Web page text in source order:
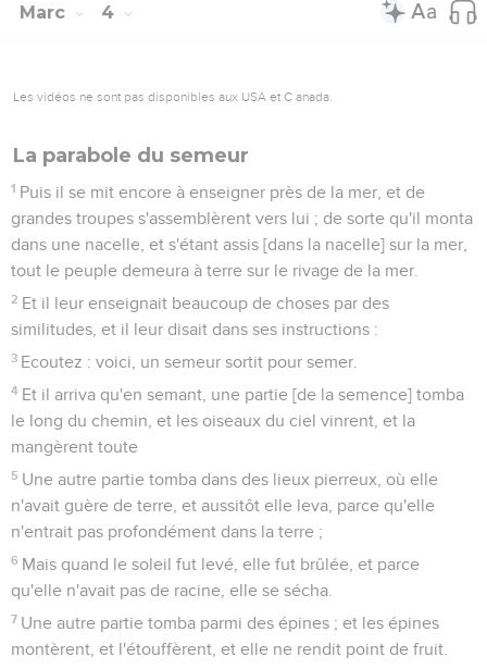
Marc 4
Les vidéos ne sont pas disponibles aux USA et C anada.
La parabole du semeur
1 Puis il se mit encore à enseigner près de la mer, et de
grandes troupes s'assemblèrent vers lui ; de sorte qu'il monta
dans une nacelle, et s'étant assis [dans la nacelle] sur la mer,
tout le peuple demeura à terre sur le rivage de la mer.
2 Et il leur enseignait beaucoup de choses par des
similitudes, et il leur disait dans ses instructions :
3 Ecoutez : voici, un semeur sortit pour semer.
4 Et il arriva qu'en semant, une partie [de la semence] tomba
le long du chemin, et les oiseaux du ciel vinrent, et la
mangèrent toute
5 Une autre partie tomba dans des lieux pierreux, où elle
n'avait guère de terre, et aussitôt elle leva, parce qu'elle
n'entrait pas profondément dans la terre ;
6 Mais quand le soleil fut levé, elle fut brûlée, et parce
qu'elle n'avait pas de racine, elle se sécha.
7 Une autre partie tomba parmi des épines ; et les épines
montèrent, et l'étouffèrent, et elle ne rendit point de fruit.